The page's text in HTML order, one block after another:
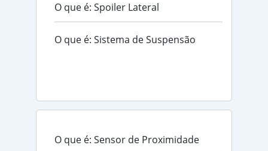
O que é: Spoiler Lateral
O que é: Sistema de Suspensão
O que é: Sensor de Proximidade